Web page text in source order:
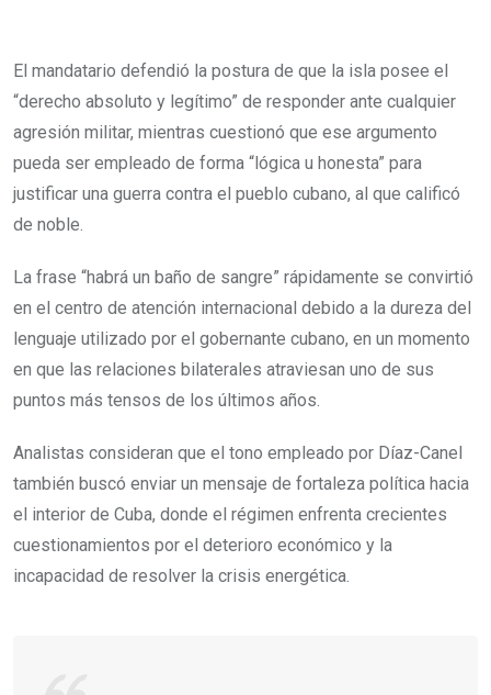
El mandatario defendió la postura de que la isla posee el
“derecho absoluto y legítimo” de responder ante cualquier
agresión militar, mientras cuestionó que ese argumento
pueda ser empleado de forma “lógica u honesta” para
justificar una guerra contra el pueblo cubano, al que calificó
de noble.
La frase “habrá un baño de sangre” rápidamente se convirtió
en el centro de atención internacional debido a la dureza del
lenguaje utilizado por el gobernante cubano, en un momento
en que las relaciones bilaterales atraviesan uno de sus
puntos más tensos de los últimos años.
Analistas consideran que el tono empleado por Díaz-Canel
también buscó enviar un mensaje de fortaleza política hacia
el interior de Cuba, donde el régimen enfrenta crecientes
cuestionamientos por el deterioro económico y la
incapacidad de resolver la crisis energética.